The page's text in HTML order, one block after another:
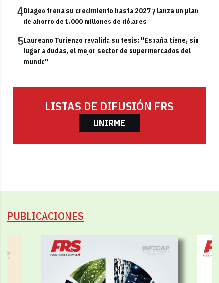
4Diageo frena su crecimiento hasta 2027 y lanza un plan
de ahorro de 1.000 millones de dólares
5Laureano Turienzo revalida su tesis: "España tiene, sin
lugar a dudas, el mejor sector de supermercados del
mundo"
LISTAS DE DIFUSIÓN FRS
UNIRME
PUBLICACIONES